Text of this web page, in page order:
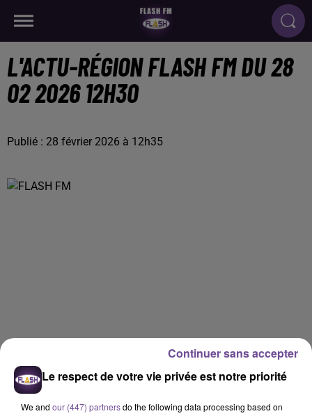
L'ACTU-RÉGION FLASH FM DU 28
02 2026 12H30
Publié : 28 février 2026 à 12h35
Le respect de votre vie privée est notre priorité
We and our (447) partnersdo the following data processing based on
Continuer sans accepter